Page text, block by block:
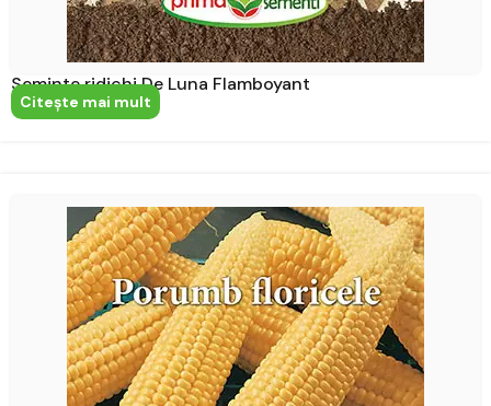
Seminte ridichi De Luna Flamboyant
Citeşte mai mult